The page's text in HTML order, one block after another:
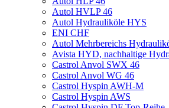
Autol HVLP 46
Autol Hydrauliköle HYS
ENI CHF
Autol Mehrbereichs
Avista HYD, nachhaltige
Castrol Anvol SWX 46
Castrol Anvol WG 46
Castrol Hyspin AWH-M
Castrol Hyspin AWS